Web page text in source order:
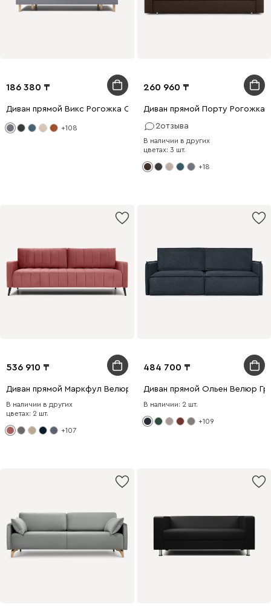
186 380
Диван прямой Викс Рогожка Серый
+108
260 960
Диван прямой Порту Рогожка
2отзыва
В наличии в других
цветах: 3 шт.
+18
536 910
Диван прямой Маркфул Велюр Розовый
В наличии в других
цветах: 2 шт.
+107
484 700
Диван прямой Ольен Велюр
В наличии: 2 шт.
+109